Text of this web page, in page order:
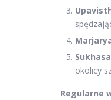
okolicy
Regularne